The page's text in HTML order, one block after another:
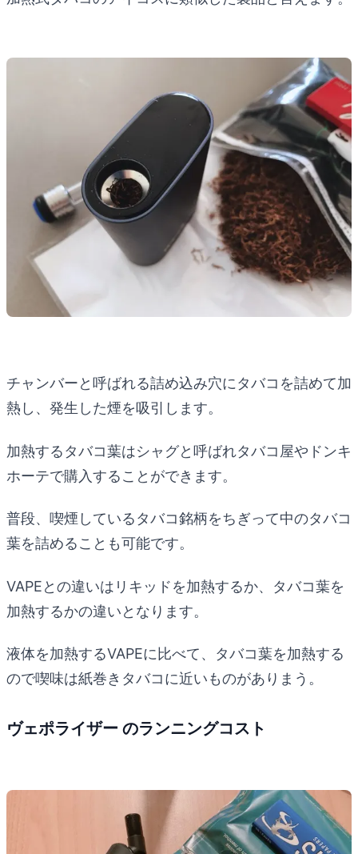
チャンバーと呼ばれる詰め込み穴にタバコを詰めて加
熱し、発生した煙を吸引します。
加熱するタバコ葉はシャグと呼ばれタバコ屋やドンキ
ホーテで購入することができます。
普段、喫煙しているタバコ銘柄をちぎって中のタバコ
葉を詰めることも可能です。
VAPEとの違いはリキッドを加熱するか、タバコ葉を
加熱するかの違いとなります。
液体を加熱するVAPEに比べて、タバコ葉を加熱する
ので喫味は紙巻きタバコに近いものがありまう。
ヴェポライザー のランニングコスト